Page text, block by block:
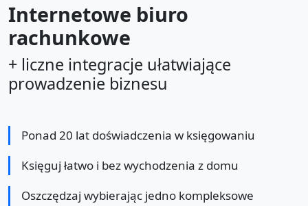
Internetowe biuro
rachunkowe
+ liczne integracje ułatwiające
prowadzenie biznesu
Ponad 20 lat doświadczenia w księgowaniu
Księguj łatwo i bez wychodzenia z domu
Oszczędzaj wybierając jedno kompleksowe